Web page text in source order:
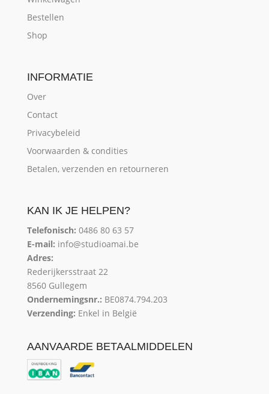
Bestellen
Shop
INFORMATIE
Over
Contact
Privacybeleid
Voorwaarden & condities
Betalen, verzenden en retourneren
KAN IK JE HELPEN?
Telefonisch: 0486 80 63 57
E-mail: info@studioamai.be
Adres:
Rederijkersstraat 22
8560 Gullegem
Ondernemingsnr.: BE0874.794.203
Verzending: Enkel in België
AANVAARDE BETAALMIDDELEN